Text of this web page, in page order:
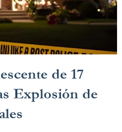
de 17
Explosión de